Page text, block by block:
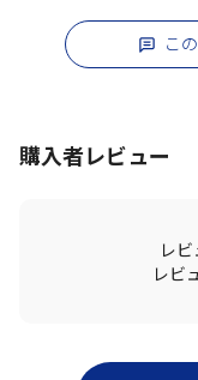
こ
購入者レビュー
レ
レビ